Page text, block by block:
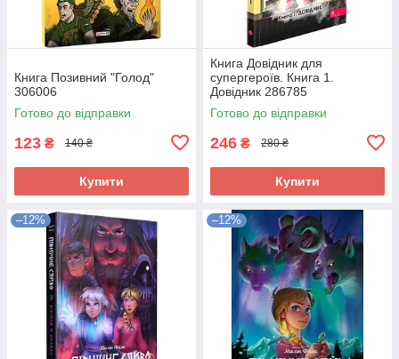
Книга Позивний "Голод"
306006
Готово до відправки
123 ₴ 140 ₴
Купити
Книга Довідник для
супергероїв. Книга 1.
Довідник 286785
Готово до відправки
246 ₴ 280 ₴
Купити
–12% –12%